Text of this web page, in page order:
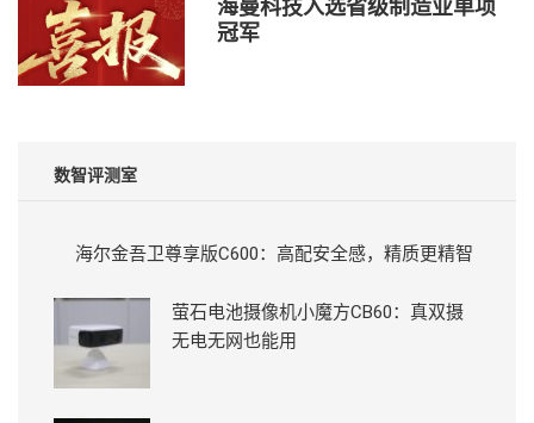
海曼科技入选省级制造业单项
冠军
数智评测室
海尔金吾卫尊享版C600：高配安全感，精质更精智
萤石电池摄像机小魔方CB60：真双摄
无电无网也能用